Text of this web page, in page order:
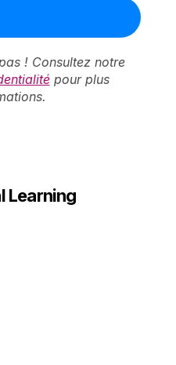
! Consultez notre
pour plus
Learning